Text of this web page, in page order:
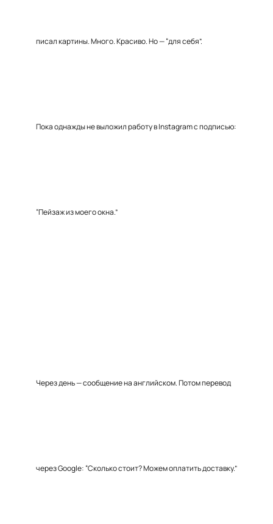
писал картины. Много. Красиво. Но — “для себя”.
Пока однажды не выложил работу в Instagram с подписью:
“Пейзаж из моего окна.”
Через день — сообщение на английском. Потом перевод
через Google: “Сколько стоит? Можем оплатить доставку.”